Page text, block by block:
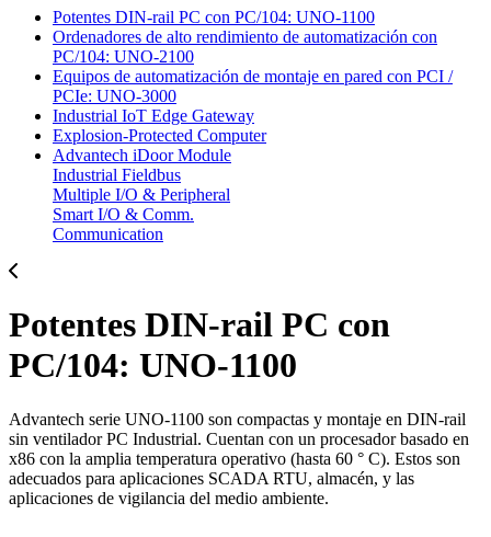
Potentes DIN-rail PC con PC/104: UNO-1100
Ordenadores de alto rendimiento de automatización con
PC/104: UNO-2100
Equipos de automatización de montaje en pared con PCI /
PCIe: UNO-3000
Industrial IoT Edge Gateway
Explosion-Protected Computer
Advantech iDoor Module
Industrial Fieldbus
Multiple I/O & Peripheral
Smart I/O & Comm.
Communication
Potentes DIN-rail PC con
PC/104: UNO-1100
Advantech serie UNO-1100 son compactas y montaje en DIN-rail
sin ventilador PC Industrial. Cuentan con un procesador basado en
x86 con la amplia temperatura operativo (hasta 60 ° C). Estos son
adecuados para aplicaciones SCADA RTU, almacén, y las
aplicaciones de vigilancia del medio ambiente.